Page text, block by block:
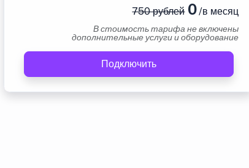
750 рублей0/в месяц
В стоимость тарифа не включены
дополнительные услуги и оборудование
Подключить